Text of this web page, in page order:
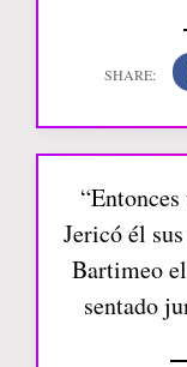
Jericó él
Bartimeo
sentado